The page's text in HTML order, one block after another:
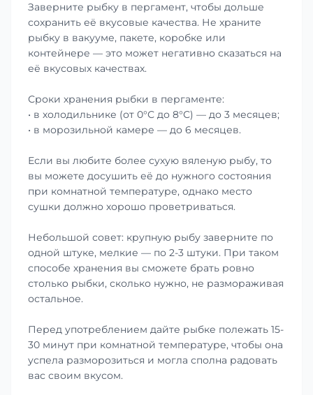
Заверните рыбку в пергамент, чтобы дольше
сохранить её вкусовые качества. Не храните
рыбку в вакууме, пакете, коробке или
контейнере — это может негативно сказаться на
её вкусовых качествах.
Сроки хранения рыбки в пергаменте:
• в холодильнике (от 0°С до 8°С) — до 3 месяцев;
• в морозильной камере — до 6 месяцев.
Если вы любите более сухую вяленую рыбу, то
вы можете досушить её до нужного состояния
при комнатной температуре, однако место
сушки должно хорошо проветриваться.
Небольшой совет: крупную рыбу заверните по
одной штуке, мелкие — по 2-3 штуки. При таком
способе хранения вы сможете брать ровно
столько рыбки, сколько нужно, не размораживая
остальное.
Перед употреблением дайте рыбке полежать 15-
30 минут при комнатной температуре, чтобы она
успела разморозиться и могла сполна радовать
вас своим вкусом.